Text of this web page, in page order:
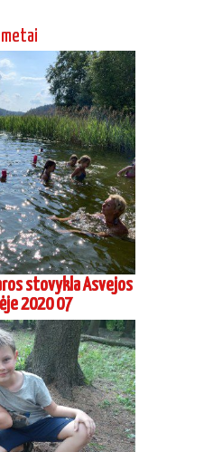
2020 07
Grigaičiuose 2020